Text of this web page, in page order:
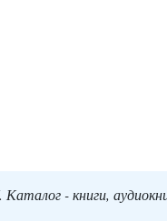
- книги,